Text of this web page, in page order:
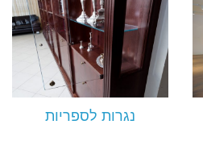
נגרות לספריות